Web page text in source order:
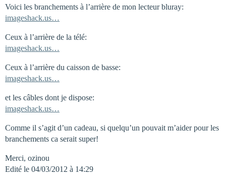
Voici les branchements à l’arrière de mon lecteur bluray:
imageshack.us…
Ceux à l’arrière de la télé:
imageshack.us…
Ceux à l’arrière du caisson de basse:
imageshack.us…
et les câbles dont je dispose:
imageshack.us…
Comme il s’agit d’un cadeau, si quelqu’un pouvait m’aider pour les
branchements ca serait super!
Merci, ozinou
Edité le 04/03/2012 à 14:29